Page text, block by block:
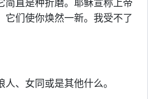
它们使你焕然一新。我受不了
、女同或是其他什么。